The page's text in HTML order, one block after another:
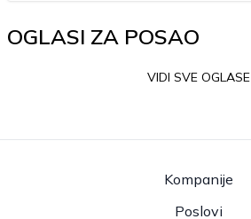
OGLASI ZA POSAO
VIDI SVE OGLASE
Kompanije
Poslovi